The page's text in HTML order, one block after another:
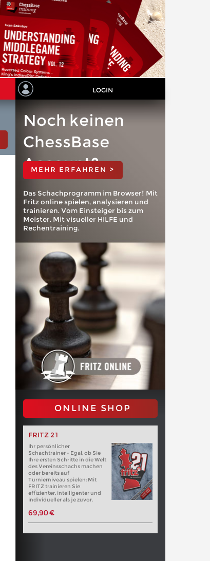
LOGIN
Noch keinen
ChessBase
Account?
MEHR ERFAHREN >
Das Schachprogramm im Browser! Mit
Fritz online spielen, analysieren und
trainieren. Vom Einsteiger bis zum
Meister. Mit visueller HILFE und
Rechentraining.
ONLINE SHOP
FRITZ 21
Ihr persönlicher
Schachtrainer - Egal, ob Sie
Ihre ersten Schritte in die Welt
des Vereinsschachs machen
oder bereits auf
Turnierniveau spielen: Mit
FRITZ trainieren Sie
effizienter, intelligenter und
individueller als je zuvor.
69,90 €